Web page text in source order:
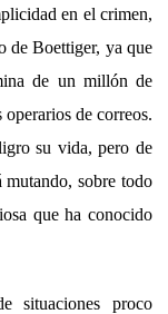
en el crimen,
de Boettiger, ya que
de un millón de
de correos.
su vida, pero de
mutando, sobre todo
que ha conocido
situaciones proco